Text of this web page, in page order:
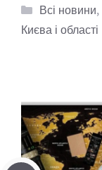
Категорії
Всі новини,
Києва і області